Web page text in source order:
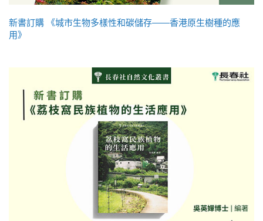
新書訂購 《城市生物多樣性和碳儲存——香港原生樹種的應
用》